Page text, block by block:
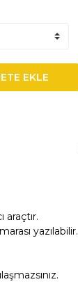
EKLE
yazılabilir.